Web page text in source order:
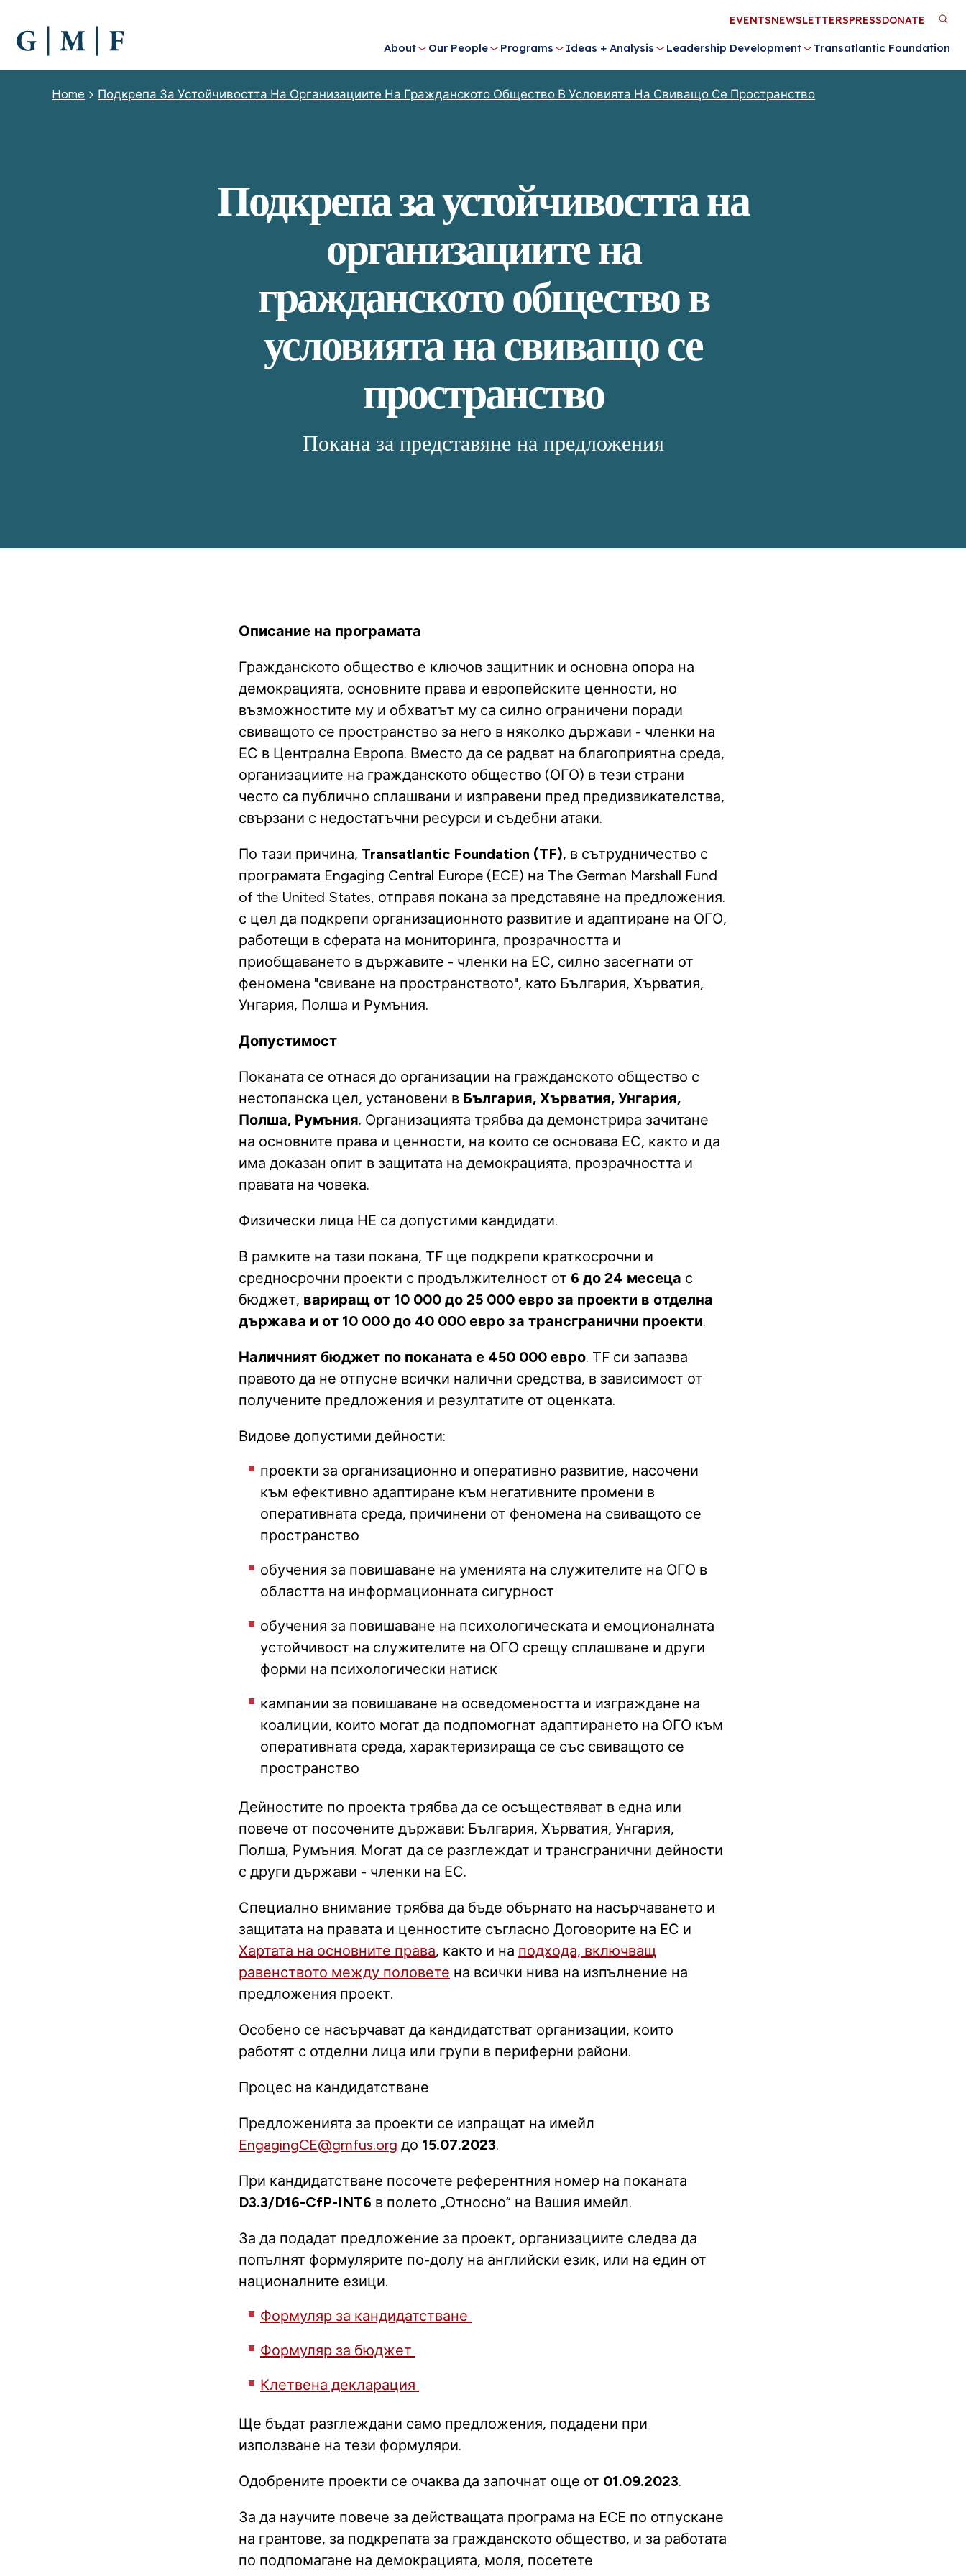
MAIN
CONTENT
About Our People Programs Ideas + Analysis Leadership Development Transatlantic Foundation
Utility
Menu
EVENTSNEWSLETTERSPRESSDONATE
Breadcrumb
Home Подкрепа За Устойчивостта На Организациите На Гражданското Общество В Условията На Свиващо Се Пространство
Подкрепа за устойчивостта на
организациите на
гражданското общество в
условията на свиващо се
пространство
Покана за представяне на предложения
Описание на програмата
Гражданското общество е ключов защитник и основна опора на
демокрацията, основните права и европейските ценности, но
възможностите му и обхватът му са силно ограничени поради
свиващото се пространство за него в няколко държави - членки на
ЕС в Централна Европа. Вместо да се радват на благоприятна среда,
организациите на гражданското общество (ОГО) в тези страни
често са публично сплашвани и изправени пред предизвикателства,
свързани с недостатъчни ресурси и съдебни атаки.
По тази причина, Transatlantic Foundation (TF), в сътрудничество с
програмата Engaging Central Europe (ECE) на The German Marshall Fund
of the United States, отправя покана за представяне на предложения.
с цел да подкрепи организационното развитие и адаптиране на ОГО,
работещи в сферата на мониторинга, прозрачността и
приобщаването в държавите - членки на ЕС, силно засегнати от
феномена "свиване на пространството", като България, Хърватия,
Унгария, Полша и Румъния.
Допустимост
Поканата се отнася до организации на гражданското общество с
нестопанска цел, установени в България, Хърватия, Унгария,
Полша, Румъния. Организацията трябва да демонстрира зачитане
на основните права и ценности, на които се основава ЕС, както и да
има доказан опит в защитата на демокрацията, прозрачността и
правата на човека.
Физически лица НЕ са допустими кандидати.
В рамките на тази покана, TF ще подкрепи краткосрочни и
средносрочни проекти с продължителност от 6 до 24 месеца с
бюджет, вариращ от 10 000 до 25 000 евро за проекти в отделна
държава и от 10 000 до 40 000 евро за трансгранични проекти.
Наличният бюджет по поканата е 450 000 евро. TF си запазва
правото да не отпусне всички налични средства, в зависимост от
получените предложения и резултатите от оценката.
Видове допустими дейности:
проекти за организационно и оперативно развитие, насочени
към ефективно адаптиране към негативните промени в
оперативната среда, причинени от феномена на свиващото се
пространство
обучения за повишаване на уменията на служителите на ОГО в
областта на информационната сигурност
обучения за повишаване на психологическата и емоционалната
устойчивост на служителите на ОГО срещу сплашване и други
форми на психологически натиск
кампании за повишаване на осведомеността и изграждане на
коалиции, които могат да подпомогнат адаптирането на ОГО към
оперативната среда, характеризираща се със свиващото се
пространство
Дейностите по проекта трябва да се осъществяват в една или
повече от посочените държави: България, Хърватия, Унгария,
Полша, Румъния. Могат да се разглеждат и трансгранични дейности
с други държави - членки на ЕС.
Специално внимание трябва да бъде обърнато на насърчаването и
защитата на правата и ценностите съгласно Договорите на ЕС и
Хартата на основните права, както и на подхода, включващ
равенството между половете на всички нива на изпълнение на
предложения проект.
Особено се насърчават да кандидатстват организации, които
работят с отделни лица или групи в периферни райони.
Процес на кандидатстване
Предложенията за проекти се изпращат на имейл
EngagingCE@gmfus.org до 15.07.2023.
При кандидатстване посочете референтния номер на поканата
D3.3/D16-CfP-INT6 в полето „Относно“ на Вашия имейл.
За да подадат предложение за проект, организациите следва да
попълнят формулярите по-долу на английски език, или на един от
националните езици.
Формуляр за кандидатстване
Формуляр за бюджет
Клетвена декларация
Ще бъдат разглеждани само предложения, подадени при
използване на тези формуляри.
Одобрените проекти се очаква да започнат още от 01.09.2023.
За да научите повече за действащата програма на ECE по отпускане
на грантове, за подкрепата за гражданското общество, и за работата
по подпомагане на демокрацията, моля, посетете